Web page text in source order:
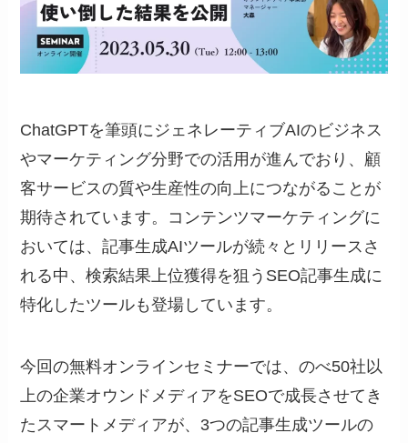
ChatGPTを筆頭にジェネレーティブAIのビジネス
やマーケティング分野での活用が進んでおり、顧
客サービスの質や生産性の向上につながることが
期待されています。コンテンツマーケティングに
おいては、記事生成AIツールが続々とリリースさ
れる中、検索結果上位獲得を狙うSEO記事生成に
特化したツールも登場しています。
今回の無料オンラインセミナーでは、のべ50社以
上の企業オウンドメディアをSEOで成長させてき
たスマートメディアが、3つの記事生成ツールの